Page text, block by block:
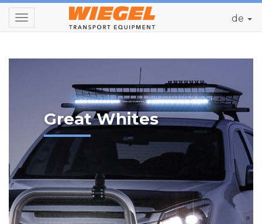
de
Toggle
navigation
Great Whites